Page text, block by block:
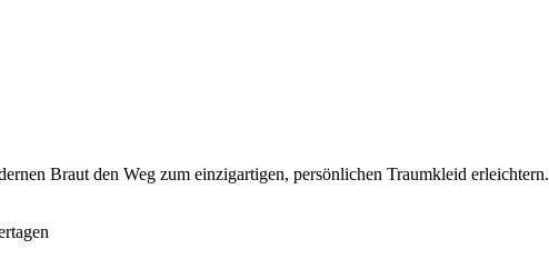
Braut den Weg zum einzigartigen, persönlichen Traumkleid erleichtern.